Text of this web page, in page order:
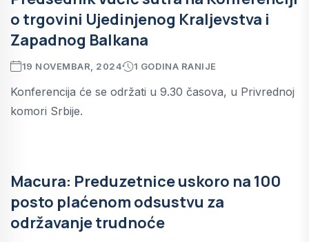
o trgovini Ujedinjenog Kraljevstva i
Zapadnog Balkana
19 NOVEMBAR, 2024 1 GODINA RANIJE
Konferencija će se održati u 9.30 časova, u Privrednoj
komori Srbije.
Macura: Preduzetnice uskoro na 100
posto plaćenom odsustvu za
održavanje trudnoće